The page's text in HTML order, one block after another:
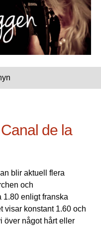
de la
blir aktuell flera
och
1.80 enligt franska
visar konstant 1.60 och
över något hårt eller